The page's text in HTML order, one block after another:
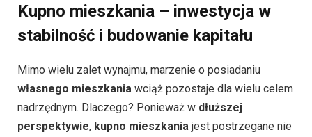
Kupno mieszkania – inwestycja w
stabilność i budowanie kapitału
Mimo wielu zalet wynajmu, marzenie o posiadaniu
własnego mieszkania wciąż pozostaje dla wielu celem
nadrzędnym. Dlaczego? Ponieważ w dłuższej
perspektywie, kupno mieszkania jest postrzegane nie